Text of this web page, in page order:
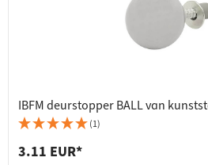
IBFM deurstopper BALL van
(1)
3.11 EUR*